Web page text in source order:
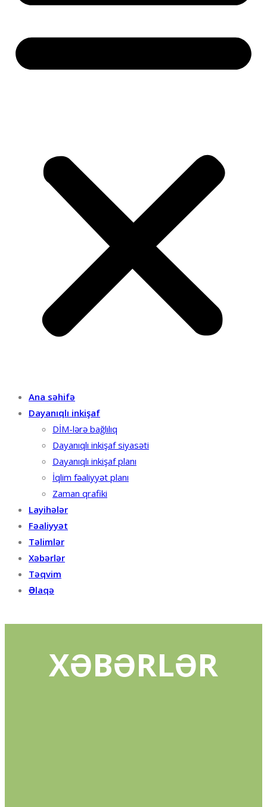
Ana səhifə
Dayanıqlı inkişaf
DİM-lərə bağlılıq
Dayanıqlı inkişaf siyasəti
Dayanıqlı inkişaf planı
İqlim fəaliyyət planı
Zaman qrafiki
Layihələr
Fəaliyyət
Təlimlər
Xəbərlər
Təqvim
Əlaqə
XƏBƏRLƏR